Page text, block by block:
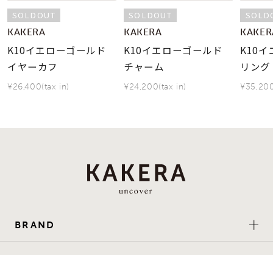
SOLDOUT
KAKERA
K10イエローゴールド
イヤーカフ
¥26,400(tax in)
SOLDOUT
KAKERA
K10イエローゴールド
チャーム
¥24,200(tax in)
K10イ
リング
BRAND